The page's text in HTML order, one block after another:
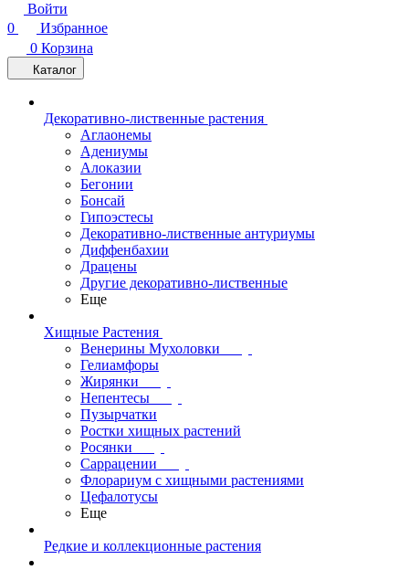
Войти
0
Избранное
0 Корзина
Каталог
Декоративно-лиственные растения
Аглаонемы
Адениумы
Алоказии
Бегонии
Бонсай
Гипоэстесы
Декоративно-лиственные антуриумы
Диффенбахии
Драцены
Другие декоративно-лиственные
Еще
Хищные Растения
Венерины Мухоловки
Гелиамфоры
Жирянки
Непентесы
Пузырчатки
Ростки хищных растений
Росянки
Саррацении
Флорариум с хищными растениями
Цефалотусы
Еще
Редкие и коллекционные растения